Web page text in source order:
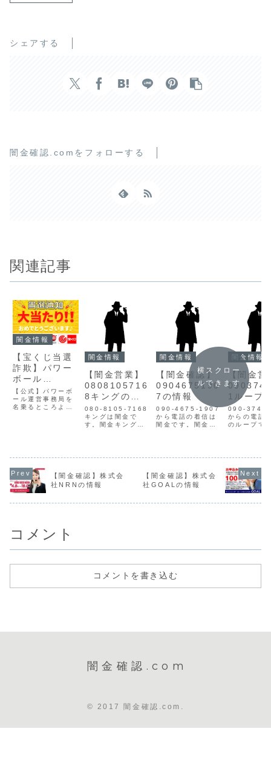
シェアする
闇金確認.comをフォローする
関連記事
闇金情報
【宝くじ当選
詐欺】パワー
ボール
（Powerball
）の情報
【公式】パワーボ
ール運営事務局を
名乗るところより
行・三井住友銀
行・三菱UFJ銀
行・楽天銀行・そ
の他提携銀行)に普
闇金情報
【闇金営業】
0808105716
8キングの情
報【迷惑電
話】
080-8105-7168
キングは闇金で
す。闇金キングの
信用情報がありま
せん。取り立て時
は攻撃的な言葉遣
せを始めます。非
闇金情報
【闇金確認】
0904675190
7の情報
090-4675-1907
から電話の着信は
闇金です。闇金は
で融資案内をして
きます。ですが、
宣伝通りの融資は
込を断ると迷惑料
闇金情報
【闇金営
1ループ
報【迷惑
話】
090-
からの電話
のループで
なく、信用
ありません
立て時は攻
言葉遣いに
嫌がらせを
横スクロー
ルできます
【闇金確認】株式会
社NRNの情報
【闇金確認】株式会
社GOALの情報
コメント
コメントを書き込む
闇金確認.com
© 2017 闇金確認.com.